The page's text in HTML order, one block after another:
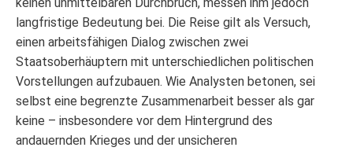
langfristige Bedeutung bei. Die Reise gilt als Versuch,
einen arbeitsfähigen Dialog zwischen zwei
Staatsoberhäuptern mit unterschiedlichen politischen
Vorstellungen aufzubauen. Wie Analysten betonen, sei
selbst eine begrenzte Zusammenarbeit besser als gar
keine – insbesondere vor dem Hintergrund des
andauernden Krieges und der unsicheren